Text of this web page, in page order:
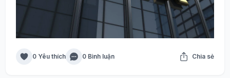
0 Yêu thích 0 Bình luận Chia sẻ